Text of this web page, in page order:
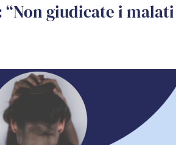
giudicate i malati